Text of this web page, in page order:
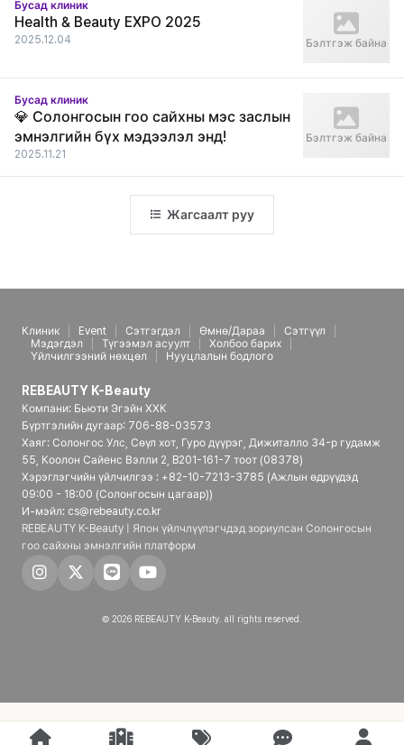
Бусад клиник
Health & Beauty EXPO 2025
2025.12.04 Бэлтгэж байна
Бусад клиник
💎 Солонгосын гоо сайхны мэс заслын
эмнэлгийн бүх мэдээлэл энд!
2025.11.21
Бэлтгэж байна
Жагсаалт руу
Клиник Event Сэтгэгдэл Өмнө/Дараа
Сэтгүүл
Мэдэгдэл
Түгээмэл асуулт
Холбоо барих
Үйлчилгээний нөхцөл
Нууцлалын бодлого
REBEAUTY K-Beauty
Компани: Бьюти Эгэйн ХХК
Бүртгэлийн дугаар: 706-88-03573
Хаяг: Солонгос Улс, Сөүл хот, Гуро дүүрэг, Дижиталло 34-р гудамж
55, Коолон Сайенс Вэлли 2, B201-161-7 тоот (08378)
Хэрэглэгчийн үйлчилгээ : +82-10-7213-3785 (Ажлын өдрүүдэд
09:00 - 18:00 (Солонгосын цагаар))
И-мэйл: cs@rebeauty.co.kr
REBEAUTY K-Beauty | Япон үйлчлүүлэгчдэд зориулсан Солонгосын
гоо сайхны эмнэлгийн платформ
© 2026 REBEAUTY K-Beauty. all rights reserved.